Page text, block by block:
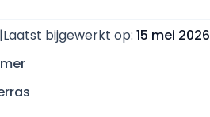
|Laatst bijgewerkt op: 15 mei 2026